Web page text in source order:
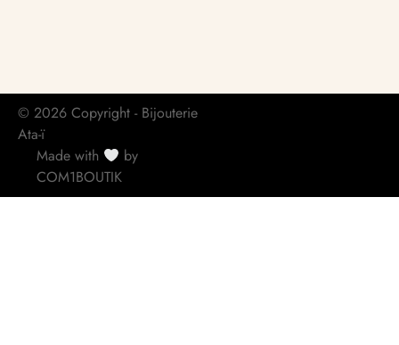
© 2026 Copyright - Bijouterie
Ata-ï
Made with
by
COM1BOUTIK